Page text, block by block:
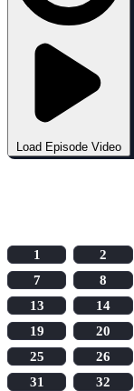
Load Episode Video
1
2
7
8
13
14
19
20
25
26
31
32